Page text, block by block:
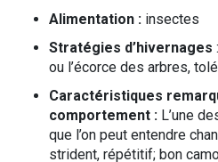
Alimentation : insectes
Stratégies d’hivernages
ou l’écorce des arbres,
Caractéristiques
comportement : L’une
que l’on peut entendre
strident, répétitif; bon